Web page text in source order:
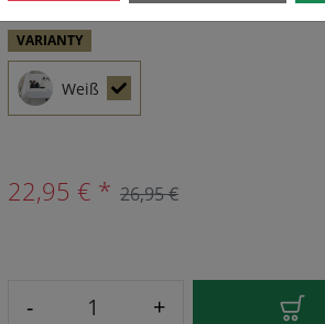
VARIANTY
Weiß
22,95 € * 26,95 €
- +